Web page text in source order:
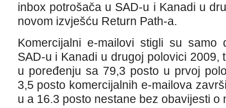
inbox potrošača u SAD-u i Kanadi u
novom izvješću Return Path-a.
Komercijalni e-mailovi stigli su
SAD-u i Kanadi u drugoj polovici 2009,
u poređenju sa 79,3 posto u prvoj
3,5 posto komercijalnih e-mailova
u a 16.3 posto nestane bez obavijesti o